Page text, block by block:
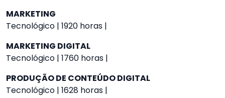
MARKETING
Tecnológico | 1920 horas |
MARKETING DIGITAL
Tecnológico | 1760 horas |
PRODUÇÃO DE CONTEÚDO DIGITAL
Tecnológico | 1628 horas |